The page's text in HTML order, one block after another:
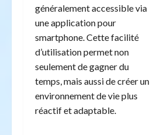
généralement accessible via
une application pour
smartphone. Cette facilité
d’utilisation permet non
seulement de gagner du
temps, mais aussi de créer un
environnement de vie plus
réactif et adaptable.